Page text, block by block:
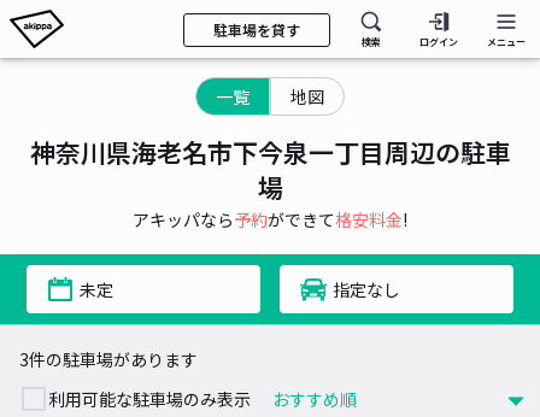
駐車場を貸す
検索 ログイン メニュー
一覧 地図
神奈川県海老名市下今泉一丁目周辺の駐車
場
アキッパなら予約ができて格安料金!
未定 指定なし
3件の駐車場があります
利用可能な駐車場のみ表示